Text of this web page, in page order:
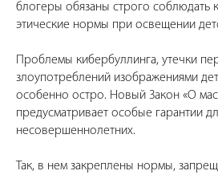
блогеры обязаны строго соблюдать
этические нормы при освещении
Проблемы кибербуллинга, утечки
злоупотреблений изображениями
особенно остро. Новый Закон «О
предусматривает особые гарантии
несовершеннолетних.
Так, в нем закреплены нормы,